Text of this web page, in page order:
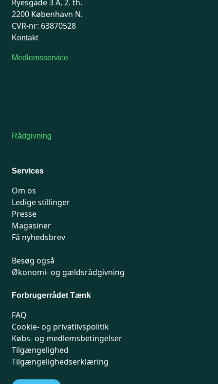
Ryesgade 3 A, 2. th.
2200 København N.
CVR-nr: 63870528
Kontakt
Medlemsservice
Rådgivning
Services
Om os
Ledige stillinger
Presse
Magasiner
Få nyhedsbrev
Besøg også
Økonomi- og gældsrådgivning
Forbrugerrådet Tænk
FAQ
Cookie- og privatlivspolitik
Købs- og medlemsbetingelser
Tilgængelighed
Tilgængelighedserklæring